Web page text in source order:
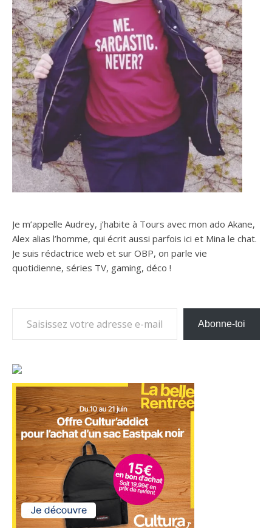
Je m’appelle Audrey, j’habite à Tours avec mon ado Akane,
Alex alias l’homme, qui écrit aussi parfois ici et Mina le chat.
Je suis rédactrice web et sur OBP, on parle vie
quotidienne, séries TV, gaming, déco !
Abonne-toi